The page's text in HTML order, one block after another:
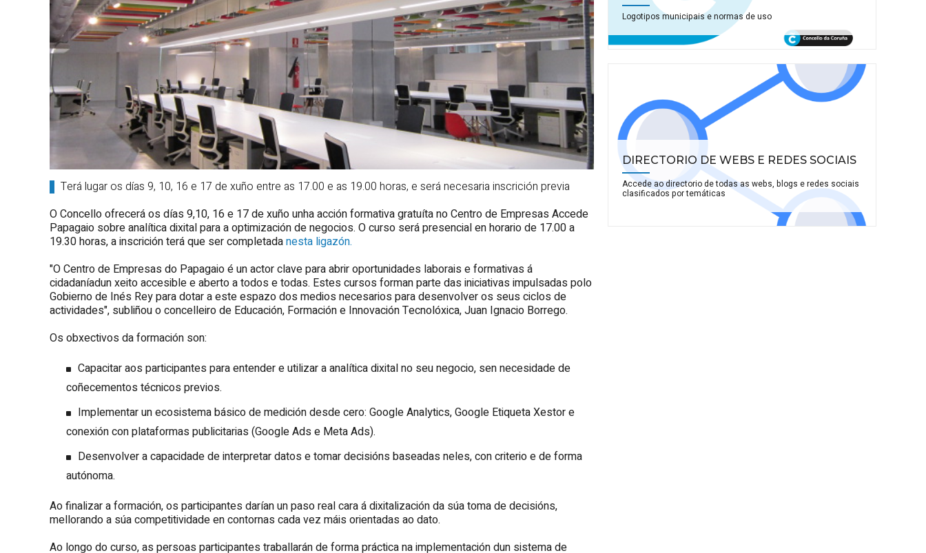
Terá lugar os días 9, 10, 16 e 17 de xuño entre as 17.00 e as 19.00 horas, e será necesaria inscrición previa
O Concello ofrecerá os días 9,10, 16 e 17 de xuño unha acción formativa gratuíta no Centro de Empresas Accede
Papagaio sobre analítica dixital para a optimización de negocios. O curso será presencial en horario de 17.00 a
19.30 horas, a inscrición terá que ser completadanesta ligazón.
"O Centro de Empresas do Papagaio é un actor clave para abrir oportunidades laborais e formativas á
cidadaníadun xeito accesible e aberto a todos e todas. Estes cursos forman parte das iniciativas impulsadas polo
Gobierno de Inés Rey para dotar a este espazo dos medios necesarios para desenvolver os seus ciclos de
actividades", subliñou o concelleiro de Educación, Formación e Innovación Tecnolóxica, Juan Ignacio Borrego.
Os obxectivos da formación son:
Capacitar aos participantes para entender e utilizar a analítica dixital no seu negocio, sen necesidade de
coñecementos técnicos previos.
Implementar un ecosistema básico de medición desde cero: Google Analytics, Google Etiqueta Xestor e
conexión con plataformas publicitarias (Google Ads e Meta Ads).
Desenvolver a capacidade de interpretar datos e tomar decisións baseadas neles, con criterio e de forma
autónoma.
Ao finalizar a formación, os participantes darían un paso real cara á dixitalización da súa toma de decisións,
mellorando a súa competitividade en contornas cada vez máis orientadas ao dato.
Ao longo do curso, as persoas participantes traballarán de forma práctica na implementación dun sistema de
Logotipos municipais e normas de uso
DIRECTORIO DE WEBS E REDES SOCIAIS
Accede ao directorio de todas as webs, blogs e redes sociais
clasificados por temáticas